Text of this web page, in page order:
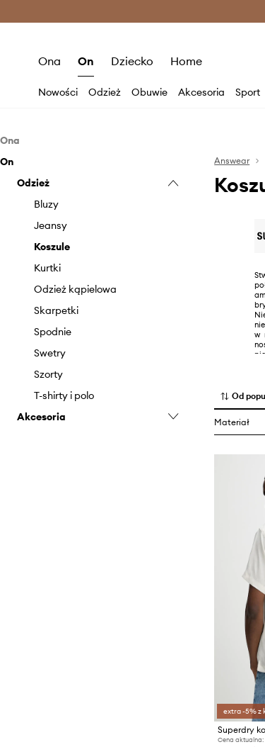
Ona On Dziecko Home
Nowości Odzież Obuwie Akcesoria Sport
Ona
Bielizna
Bluzki i koszule
Bluzy
Jeansy
Kurtki
Sukienki
Stroje kąpielowe
Spodnie i legginsy
Spódnice
Szorty
Swetry
Topy i t-shirty
Akcesoria
Czapki i kapelusze
Szaliki i chusty
Torebki
On
Odzież
Bluzy
Jeansy
Koszule
Kurtki
Odzież kąpielowa
Skarpetki
Spodnie
Swetry
Szorty
T-shirty i polo
Akcesoria
Answear
w
Od
Materiał
extra -5% z
Superdry
Cena aktualna: